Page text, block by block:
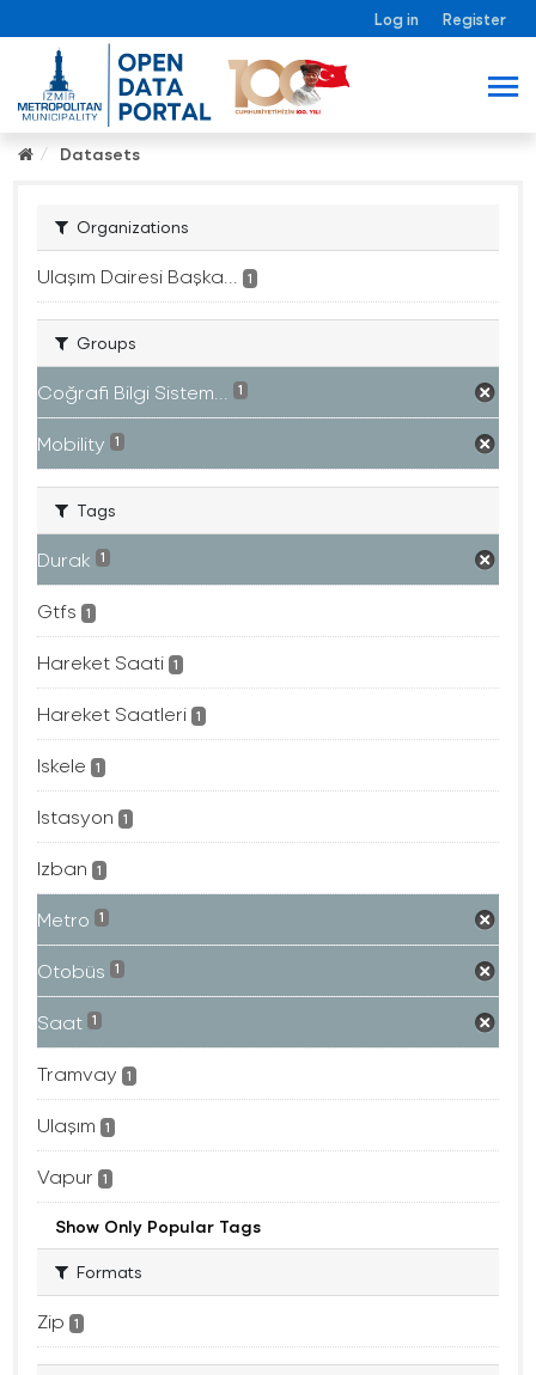
Log in Register
Datasets
Organizations
Ulaşım Dairesi Başka... 1
Groups
Coğrafi Bilgi Sistem... 1
Mobility 1
Tags
Durak 1
Gtfs 1
Hareket Saati 1
Hareket Saatleri 1
Iskele 1
Istasyon 1
Izban 1
Metro 1
Otobüs 1
Saat 1
Tramvay 1
Ulaşım 1
Vapur 1
Show Only Popular Tags
Formats
Zip 1